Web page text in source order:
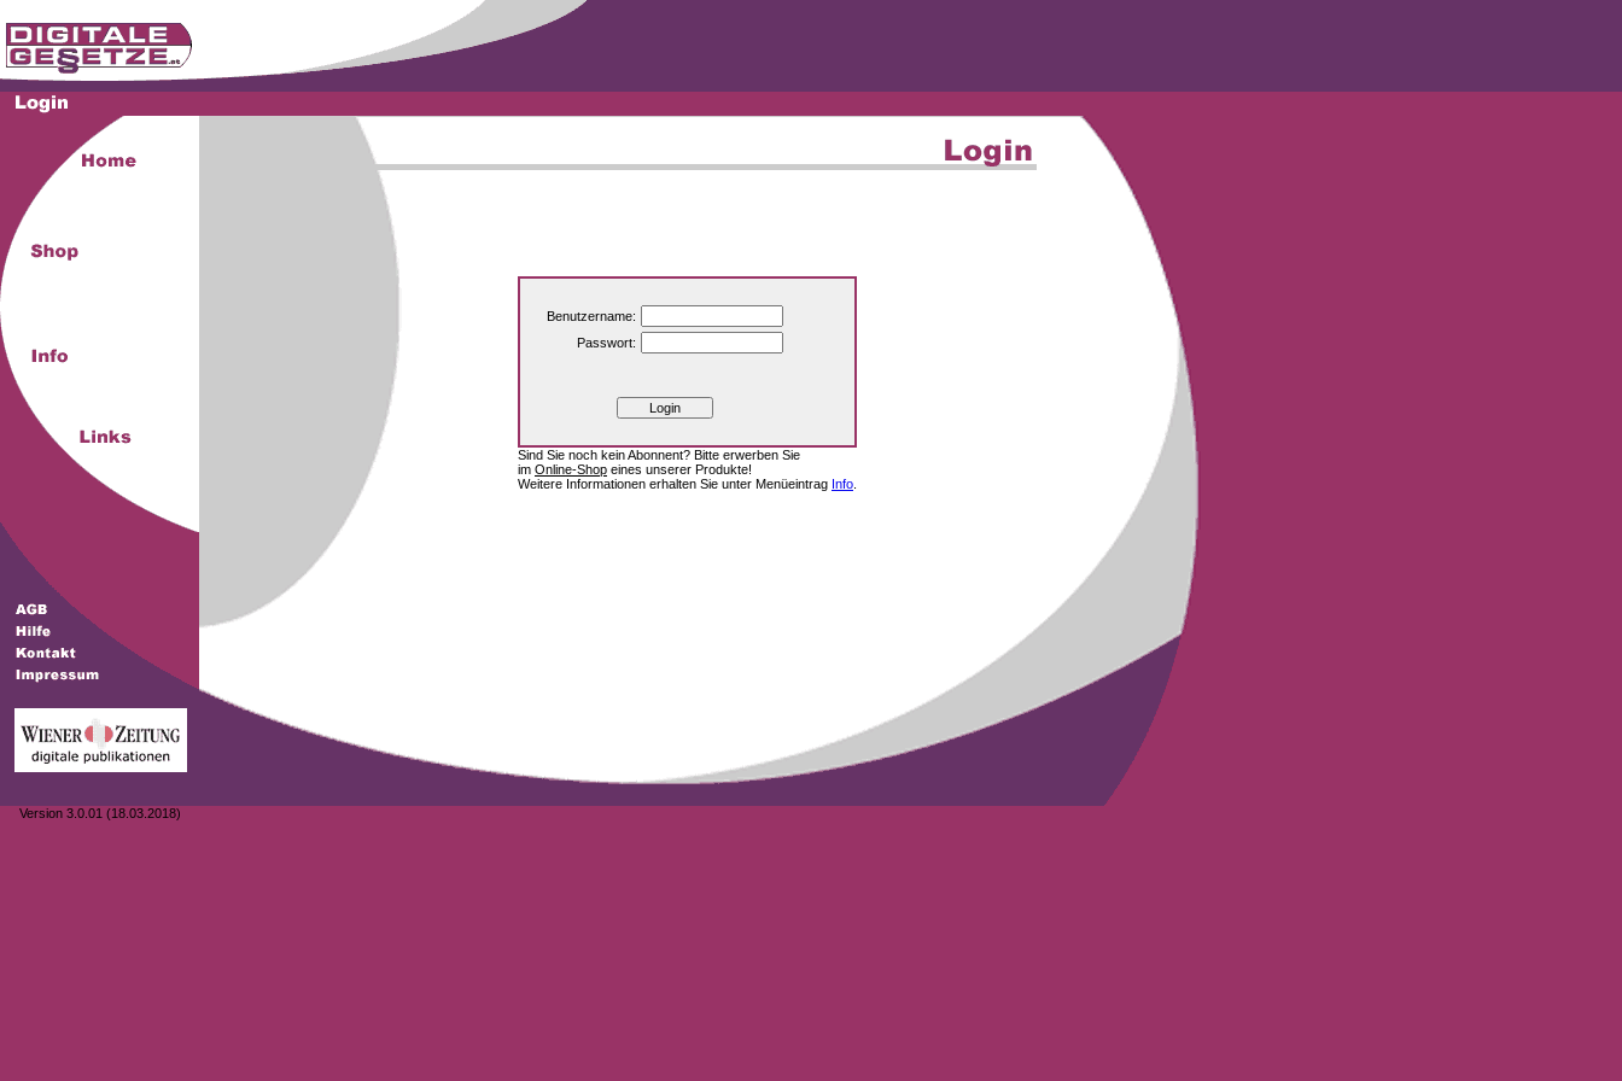
Version 3.0.01 (18.03.2018)
Benutzername:
Passwort:
Sind Sie noch kein Abonnent? Bitte erwerben Sie
im Online-Shop eines unserer Produkte!
Weitere Informationen erhalten Sie unter Menüeintrag Info